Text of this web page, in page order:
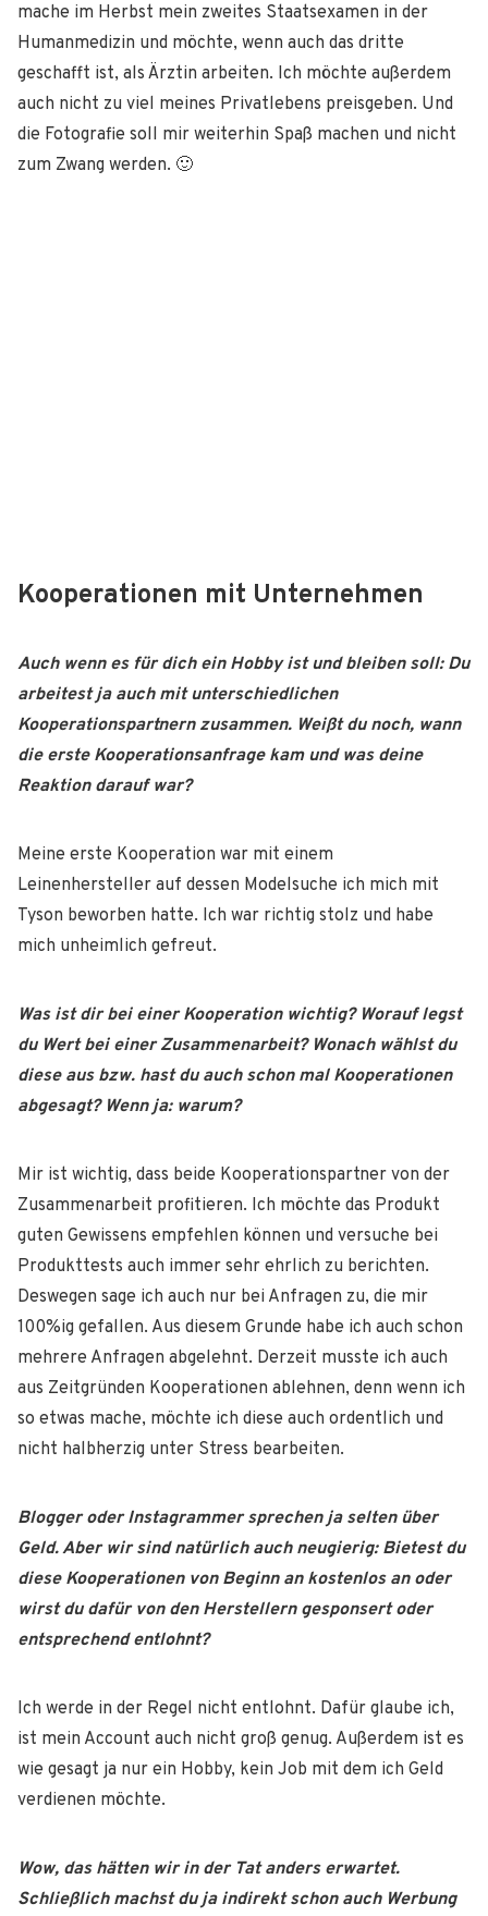
mache im Herbst mein zweites Staatsexamen in der
Humanmedizin und möchte, wenn auch das dritte
geschafft ist, als Ärztin arbeiten. Ich möchte außerdem
auch nicht zu viel meines Privatlebens preisgeben. Und
die Fotografie soll mir weiterhin Spaß machen und nicht
zum Zwang werden. 🙂
Kooperationen mit Unternehmen
Auch wenn es für dich ein Hobby ist und bleiben soll: Du
arbeitest ja auch mit unterschiedlichen
Kooperationspartnern zusammen. Weißt du noch, wann
die erste Kooperationsanfrage kam und was deine
Reaktion darauf war?
Meine erste Kooperation war mit einem
Leinenhersteller auf dessen Modelsuche ich mich mit
Tyson beworben hatte. Ich war richtig stolz und habe
mich unheimlich gefreut.
Was ist dir bei einer Kooperation wichtig? Worauf legst
du Wert bei einer Zusammenarbeit? Wonach wählst du
diese aus bzw. hast du auch schon mal Kooperationen
abgesagt? Wenn ja: warum?
Mir ist wichtig, dass beide Kooperationspartner von der
Zusammenarbeit profitieren. Ich möchte das Produkt
guten Gewissens empfehlen können und versuche bei
Produkttests auch immer sehr ehrlich zu berichten.
Deswegen sage ich auch nur bei Anfragen zu, die mir
100%ig gefallen. Aus diesem Grunde habe ich auch schon
mehrere Anfragen abgelehnt. Derzeit musste ich auch
aus Zeitgründen Kooperationen ablehnen, denn wenn ich
so etwas mache, möchte ich diese auch ordentlich und
nicht halbherzig unter Stress bearbeiten.
Blogger oder Instagrammer sprechen ja selten über
Geld. Aber wir sind natürlich auch neugierig: Bietestdu
diese Kooperationen von Beginn an kostenlos an oder
wirst du dafür von den Herstellern gesponsert oder
entsprechend entlohnt?
Ich werde in der Regel nicht entlohnt. Dafür glaube ich,
ist mein Account auch nicht groß genug. Außerdem ist es
wie gesagt ja nur ein Hobby, kein Job mit dem ich Geld
verdienen möchte.
Wow, das hätten wir in der Tat anders erwartet.
Schließlich machst du ja indirekt schon auch Werbung